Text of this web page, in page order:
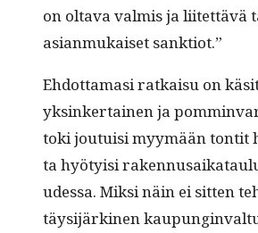
on olta­va valmis ja liitet­tävä
asian­mukaiset sanktiot.”
Ehdot­ta­masi ratkaisu on
yksinker­tainen ja
toki jou­tu­isi myymään ton­tit
ta hyö­ty­isi
udessa. Mik­si näin ei sit­ten
täysi­järki­nen